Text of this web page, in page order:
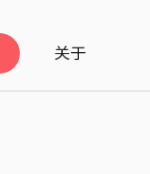
关于